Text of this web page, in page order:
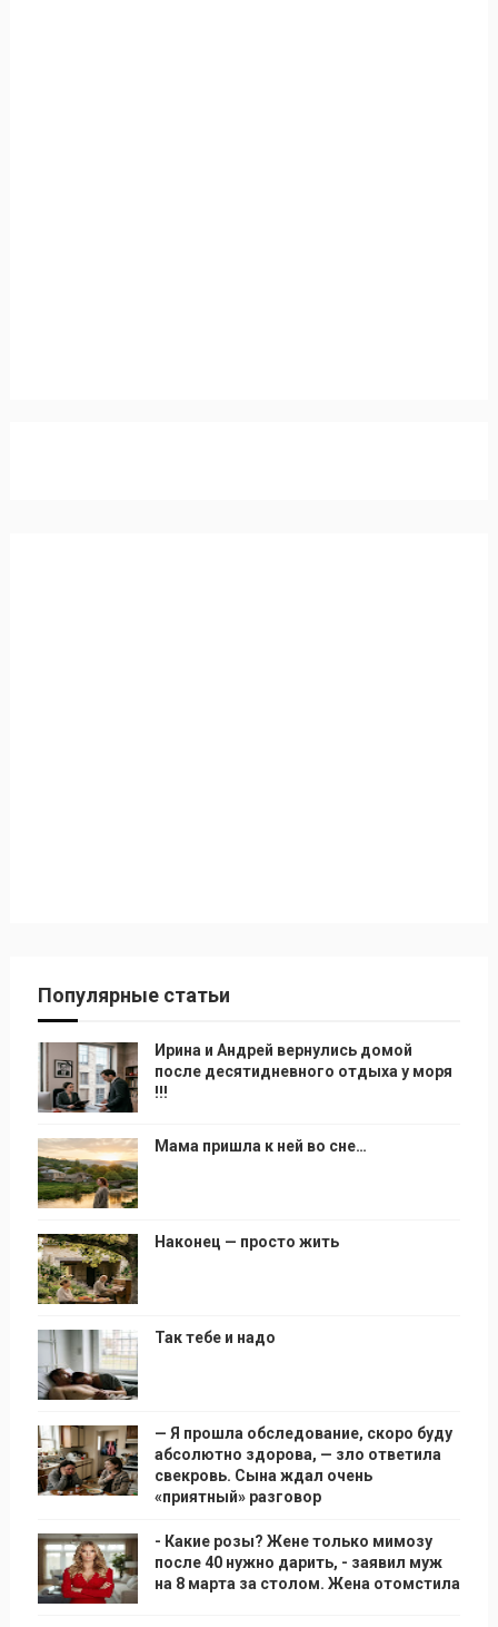
Популярные статьи
Ирина и Андрей вернулись домой
после десятидневного отдыха у моря
!!!
Мама пришла к ней во сне…
Наконец — просто жить
Так тебе и надо
— Я прошла обследование, скоро буду
абсолютно здорова, — зло ответила
свекровь. Сына ждал очень
«приятный» разговор
- Какие розы? Жене только мимозу
после 40 нужно дарить, - заявил муж
на 8 марта за столом. Жена отомстила